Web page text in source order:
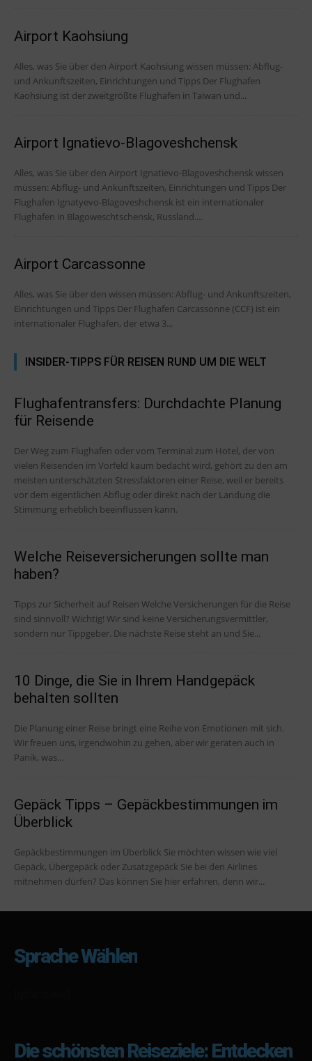
Airport Kaohsiung
Alles, was Sie über den Airport Kaohsiung wissen müssen: Abflug-
und Ankunftszeiten, Einrichtungen und Tipps Der Flughafen
Kaohsiung ist der zweitgrößte Flughafen in Taiwan und...
Airport Ignatievo-Blagoveshchensk
Alles, was Sie über den Airport Ignatievo-Blagoveshchensk wissen
müssen: Abflug- und Ankunftszeiten, Einrichtungen und Tipps Der
Flughafen Ignatyevo-Blagoveshchensk ist ein internationaler
Flughafen in Blagoweschtschensk, Russland....
Airport Carcassonne
Alles, was Sie über den wissen müssen: Abflug- und Ankunftszeiten,
Einrichtungen und Tipps Der Flughafen Carcassonne (CCF) ist ein
internationaler Flughafen, der etwa 3...
INSIDER-TIPPS FÜR REISEN RUND UM DIE WELT
Flughafentransfers: Durchdachte Planung
für Reisende
Der Weg zum Flughafen oder vom Terminal zum Hotel, der von
vielen Reisenden im Vorfeld kaum bedacht wird, gehört zu den am
meisten unterschätzten Stressfaktoren einer Reise, weil er bereits
vor dem eigentlichen Abflug oder direkt nach der Landung die
Stimmung erheblich beeinflussen kann.
Welche Reiseversicherungen sollte man
haben?
Tipps zur Sicherheit auf Reisen Welche Versicherungen für die Reise
sind sinnvoll? Wichtig! Wir sind keine Versicherungsvermittler,
sondern nur Tippgeber. Die nächste Reise steht an und Sie...
10 Dinge, die Sie in Ihrem Handgepäck
behalten sollten
Die Planung einer Reise bringt eine Reihe von Emotionen mit sich.
Wir freuen uns, irgendwohin zu gehen, aber wir geraten auch in
Panik, was...
Gepäck Tipps – Gepäckbestimmungen im
Überblick
Gepäckbestimmungen im Überblick Sie möchten wissen wie viel
Gepäck, Übergepäck oder Zusatzgepäck Sie bei den Airlines
mitnehmen dürfen? Das können Sie hier erfahren, denn wir...
Sprache Wählen
Die schönsten Reiseziele: Entdecken